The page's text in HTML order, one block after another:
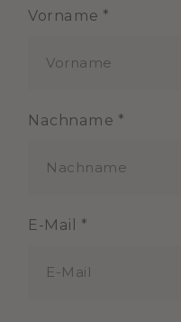
Vorname *
Nachname *
E-Mail *